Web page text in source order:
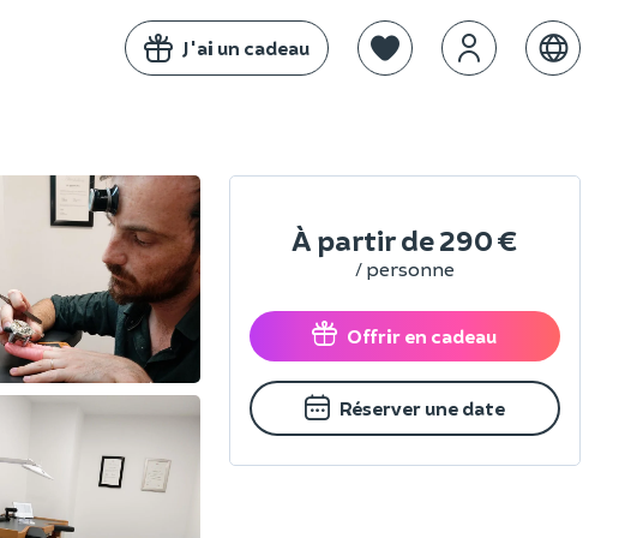
J'ai un cadeau
À partir de290 €
/ personne
Offrir en cadeau
Réserver une date